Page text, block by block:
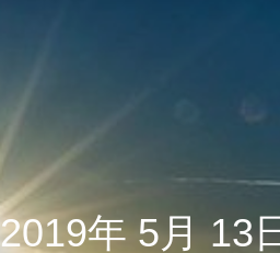
2019年 5月 13